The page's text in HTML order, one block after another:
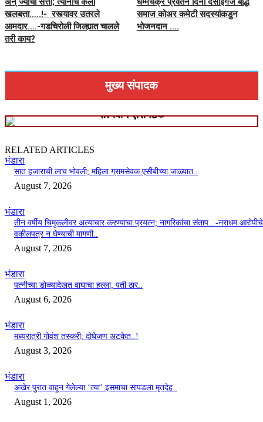
खलबत्ता…..!- रस्त्यावर उतरले
आमदार….-गडचिरोली जिल्ह्यात चालले
तरी काय?
समाज कोअर कमेटी सदस्यांकडुन
भोजनदान ….
मुख्य संपादक
सत्यवान ए.रामटेके
RELATED ARTICLES
भंडारा
सात हजाराची लाच भोवली; महिला ग्रामसेवक एसीबीच्या जाळ्यात..
August 7, 2026
भंडारा
तीन वर्षीय चिमुकलीवर अत्याचार करण्याचा प्रयत्न; नागरिकांचा संताप.. -नराधम आरोपीचे
वकीलपत्र न घेण्याची मागणी..
August 7, 2026
भंडारा
पत्नीच्या डोळ्यादेखत वाघाचा हल्ला; पती ठार..
August 6, 2026
भंडारा
मध्यरात्री गोवंश तस्करी; दोघेजण अटकेत..!
August 3, 2026
भंडारा
अखेर पुरात वाहून गेलेल्या ‘त्या’ इसमाचा सापडला मृतदेह..
August 1, 2026